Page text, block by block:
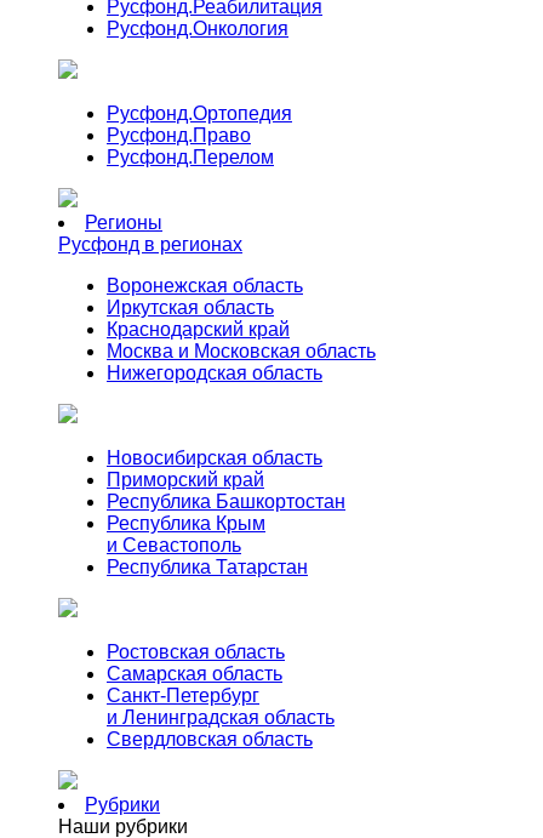
Русфонд.Реабилитация
Русфонд.Онкология
Русфонд.Ортопедия
Русфонд.Право
Русфонд.Перелом
Регионы
Русфонд в регионах
Воронежская область
Иркутская область
Краснодарский край
Москва и Московская область
Нижегородская область
Новосибирская область
Приморский край
Республика Башкортостан
Республика Крым
и Севастополь
Республика Татарстан
Ростовская область
Самарская область
Санкт-Петербург
и Ленинградская область
Свердловская область
Рубрики
Наши рубрики